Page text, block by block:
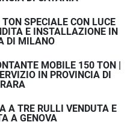
con competenza e
SPECIALE CON LUCE
E INSTALLAZIONE IN
DI MILANO
MOBILE 150 TON |
IN PROVINCIA DI
A TRE RULLI VENDUTA E
A GENOVA